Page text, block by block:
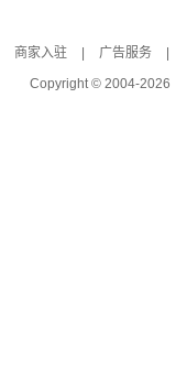
商家入驻 广告服务
Copyright © 2004-2026